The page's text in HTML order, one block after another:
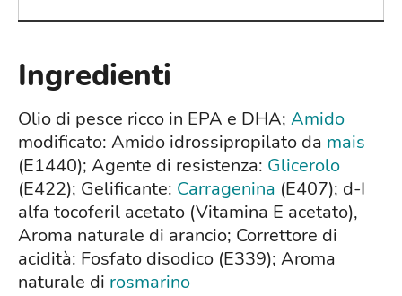
Ingredienti
Olio di pesce ricco in EPA e DHA; Amido
modificato: Amido idrossipropilato da mais
(E1440); Agente di resistenza: Glicerolo
(E422); Gelificante: Carragenina (E407); d-I
alfa tocoferil acetato (Vitamina E acetato),
Aroma naturale di arancio; Correttore di
acidità: Fosfato disodico (E339); Aroma
naturale di rosmarino